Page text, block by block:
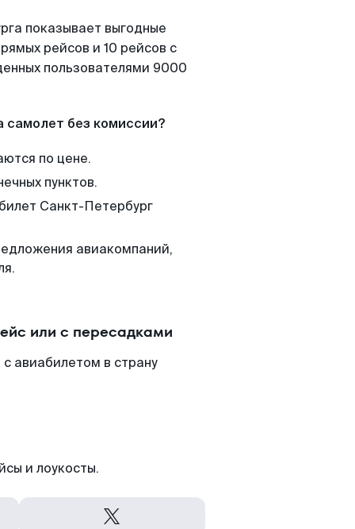
показывает выгодные
рейсов и 10 рейсов с
пользователями 9000
самолет без комиссии?
по цене.
пунктов.
Санкт-Петербург
авиакомпаний,
или с пересадками
авиабилетом в страну
и лоукосты.